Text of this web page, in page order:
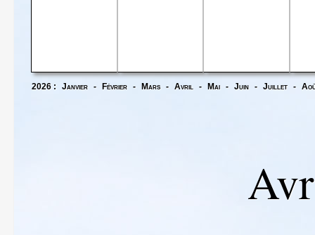
2026 : Janvier - Février - Mars - Avril - Mai - Juin - Juillet -